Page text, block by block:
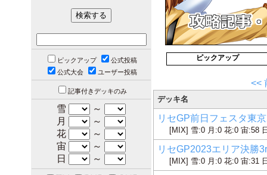
ピックアップ
公式投稿
公式大会
ユーザー投稿
記事付きデッキのみ
雪
～
月
～
花
～
宙
～
日
～
ピックアップ
<<
デッキ名
リセGP前日フェスタ東
[MIX] 雪:0 月:0 花:0 宙:58
リセGP2023エリア決勝
[MIX] 雪:0 月:0 花:0 宙:31